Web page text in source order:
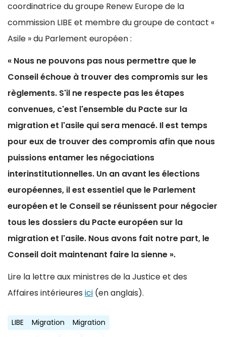
coordinatrice du groupe Renew Europe de la
commission LIBE et membre du groupe de contact «
Asile » du Parlement européen :
« Nous ne pouvons pas nous permettre que le
Conseil échoue à trouver des compromis sur les
règlements. S'il ne respecte pas les étapes
convenues, c'est l'ensemble du Pacte sur la
migration et l'asile qui sera menacé. Il est temps
pour eux de trouver des compromis afin que nous
puissions entamer les négociations
interinstitutionnelles. Un an avant les élections
européennes, il est essentiel que le Parlement
européen et le Conseil se réunissent pour négocier
tous les dossiers du Pacte européen sur la
migration et l'asile. Nous avons fait notre part, le
Conseil doit maintenant faire la sienne ».
Lire la lettre aux ministres de la Justice et des
Affaires intérieures ici (en anglais).
LIBE Migration Migration